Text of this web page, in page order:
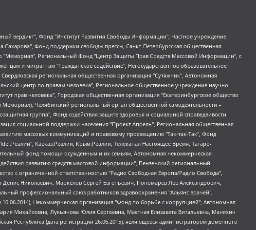
Викторович, Общество с ограниченной ответственностью "Честные выборы", Еланчик Олег Александрович, Общество с ограниченной ответственностью "Нобелевский призыв", Гималова Регина Эмилевна, Григорьев Андрей Валерьевич, Григорьева Алина Александровна, Ассоциация по содействию защите прав призывников, альтернативнослужащих и военнослужащих "Правозащитная группа "Гражданин.Армия.Право", Хисамова Регина Фаритовна, Автономная некоммерческая организация по реализации социально-правовых программ "Лилит", Дальневосточное общественное движение "Маяк", Санкт-Петербургская ЛГБТ-инициативная группа "Выход", Инициативная группа ЛГБТ+ "Реверс", Алексеев Андрей Викторович, Бекбулатова Таисия Львовна, Беляев Иван Михайлович, Владыкина Елена Сергеевна, Гельман Марат Александрович, Никульшина Вероника Юрьевна, Толоконникова Надежда Андреевна, Шендерович Виктор Анатольевич, Общество с ограниченной ответственностью "Данное сообщение", Общество с ограниченной ответственностью Издательский дом "Новая глава", Айнбиндер Александра Александровна, Московский комьюнити-центр для ЛГБТ+инициатив, Благотворительный фонд развития филантропии, Deutsche Welle (Германия, Kurt-Schumacher-Strasse 3, 53113 Bonn), Борзунова Мария Михайловна, Воробьев Виктор Викторович, Голубева Анна Львовна, Константинова Алла Михайловна, Малкова Ирина Владимировна, Мурадов Мурад Абдулгалимович, Осетинская Елизавета Николаевна, Понасенков Евгений Николаевич, Ганапольский Матвей Юрьевич, Киселев Евгений Алексеевич, Борухович Ирина Григорьевна, Дремин Иван Тимофеевич, Дубровский Дмитрий Викторович, Красноярская региональная общественная организация поддержки и развития альтернативных образовательных технологий и межкультурных коммуникаций "ИНТЕРРА", Маяковская Екатерина Алексеевна, Фейгин Марк Захарович, Филимонов Андрей Викторович, Дзугкоева Регина Николаевна, Доброхотов Роман Александрович, Дудь Юрий Александрович, Елкин Сергей Владимирович, Кругликов Кирилл Игоревич, Сабунаева Мария Леонидовна, Семенов Алексей Владимирович, Шаинян Карен Багратович, Шульман Екатерина Михайловна, Асафьев Артур Валерьевич, Вахштайн Виктор Семенович, Венедиктов Алексей Алексеевич, Лушникова Екатерина Евгеньевна, Волков Леонид Михайлович, Невзоров Александр Глебович, Пархоменко Сергей Борисович, Сироткин Ярослав Николаевич, Кара-Мурза Владимир Владимирович, Баранова Наталья Владимировна, Гозман Леонид Яковлевич, Кагарлицкий Борис Юльевич, Климарев Михаил Валерьевич, Милов Владимир Станиславович, Автономная некоммерческая организация Краснодарский центр современного искусства "Типография", Моргенштерн Алишер Тагирович, Соболь Любовь Эдуардовна, Общество с ограниченной ответственностью "ЛИЗА НОРМ", Каспаров Гарри Кимович, Ходорковский Михаил Борисович, Общество с ограниченной ответственностью "Апрельские тезисы", Данилович Ирина Брониславовна, Кашин Олег Владимирович, Петров Николай Владимирович, Пивоваров Алексей Владимирович, Соколов Михаил Владимирович, Цветкова Юлия Владимировна, Чичваркин Евгений Александрович, Комитет против пыток/Команда против пыток, Общество с ограниченной ответственностью "Первый научный", Общество с ограниченной ответственностью "Вертолет и ко", Белоцерковская Вероника Борисовна, Кац Максим Евгеньевич, Лазарева Татьяна Юрьевна, Шаведдинов Руслан Табризович, Яшин Илья Валерьевич, Общество с ограниченной ответственностью "Иноагент ААВ", Алешковский Дмитрий Петрович, Альбац Евгения Марковна, Быков Дмитрий Львович, Галямина Юлия Евгеньевна, Лойко Сергей Леонидович, Мартынов Кирилл Константинович, Медведев Сергей Александрович, Крашенинников Федор Геннадиевич, Гордеева Катерина Вл